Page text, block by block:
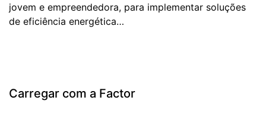
jovem e empreendedora, para implementar soluções
de eficiência energética…
Carregar com a Factor